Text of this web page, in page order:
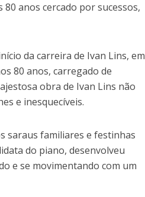
anos cercado por sucessos,
da carreira de Ivan Lins, em
80 anos, carregado de
obra de Ivan Lins não
e inesquecíveis.
saraus familiares e festinhas
do piano, desenvolveu
e se movimentando com um